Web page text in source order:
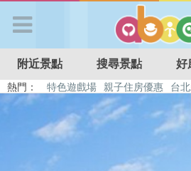
APP登入
首 頁
搜尋景點
附近景點 搜尋景點 好
熱門： 特色遊戲場 親子住房優惠 台
溜滑梯民宿
觀光工廠 DIY摘果 日本親